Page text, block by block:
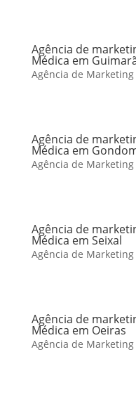
Agência de
Médica em
Agência de
Agência de
Médica em
Agência de
Agência de
Médica em Seixal
Agência de
Agência de
Médica em Oeiras
Agência de